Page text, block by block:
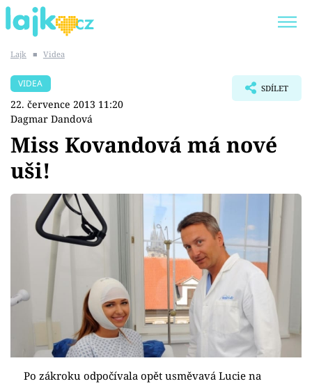
SHOPAHOLICADEL
Témata
Showbyznys
Youtubeři
Virály
Sex a vztahy
Videa
Lajk ■ Videa
VIDEA
22. července 2013 11:20
Dagmar Dandová
SDÍLET
Miss Kovandová má nové
uši!
Po zákroku odpočívala opět usměvavá Lucie na